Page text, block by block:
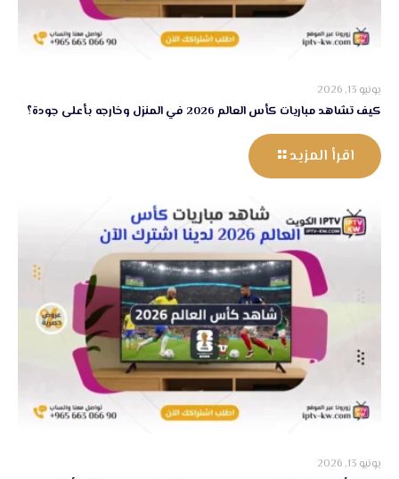
يونيو 13, 2026
كيف تشاهد مباريات كأس العالم 2026 في المنزل وخارجه بأعلى جودة؟
اقرأ المزيد
يونيو 13, 2026